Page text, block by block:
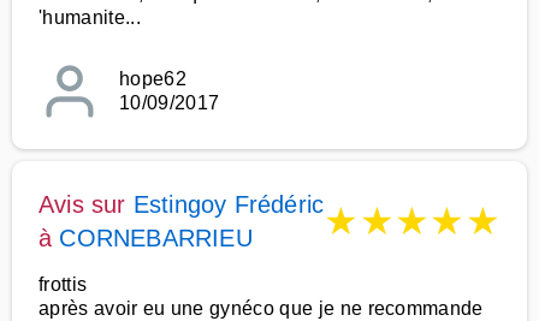
'humanite...
hope62
10/09/2017
Avis sur Estingoy Frédéric
à CORNEBARRIEU ★★★★★
frottis
après avoir eu une gynéco que je ne recommande